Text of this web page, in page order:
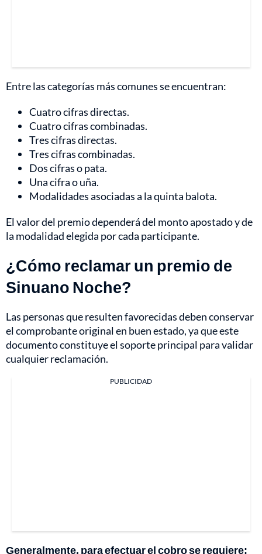
Entre las categorías más comunes se encuentran:
Cuatro cifras directas.
Cuatro cifras combinadas.
Tres cifras directas.
Tres cifras combinadas.
Dos cifras o pata.
Una cifra o uña.
Modalidades asociadas a la quinta balota.
El valor del premio dependerá del monto apostado y de
la modalidad elegida por cada participante.
¿Cómo reclamar un premio de
Sinuano Noche?
Las personas que resulten favorecidas deben conservar
el comprobante original en buen estado, ya que este
documento constituye el soporte principal para validar
cualquier reclamación.
PUBLICIDAD
Generalmente, para efectuar el cobro se requiere: